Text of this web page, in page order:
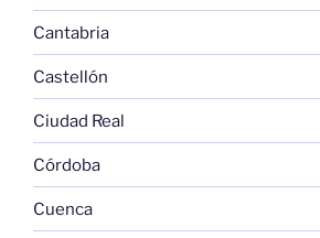
Cantabria
Castellón
Ciudad Real
Córdoba
Cuenca